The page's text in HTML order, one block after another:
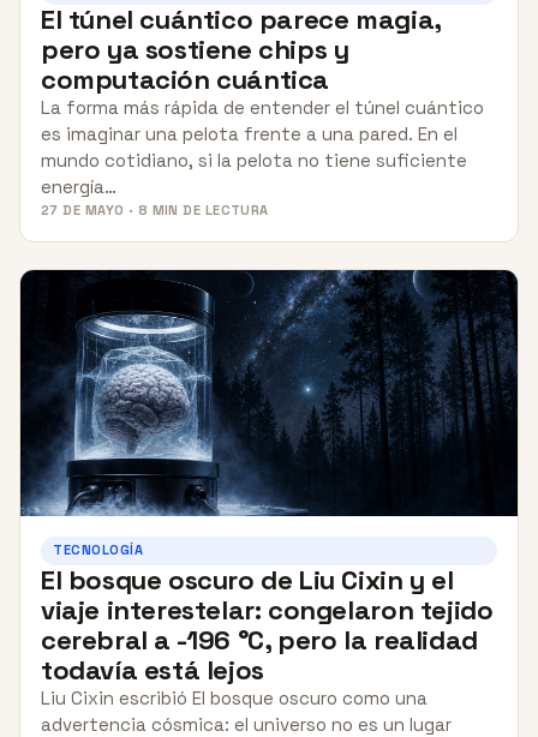
El túnel cuántico parece magia,
pero ya sostiene chips y
computación cuántica
La forma más rápida de entender el túnel cuántico
es imaginar una pelota frente a una pared. En el
mundo cotidiano, si la pelota no tiene suficiente
energía…
27 DE MAYO · 8 MIN DE LECTURA
TECNOLOGÍA
El bosque oscuro de Liu Cixin y el
viaje interestelar: congelaron tejido
cerebral a -196 °C, pero la realidad
todavía está lejos
Liu Cixin escribió El bosque oscuro como una
advertencia cósmica: el universo no es un lugar